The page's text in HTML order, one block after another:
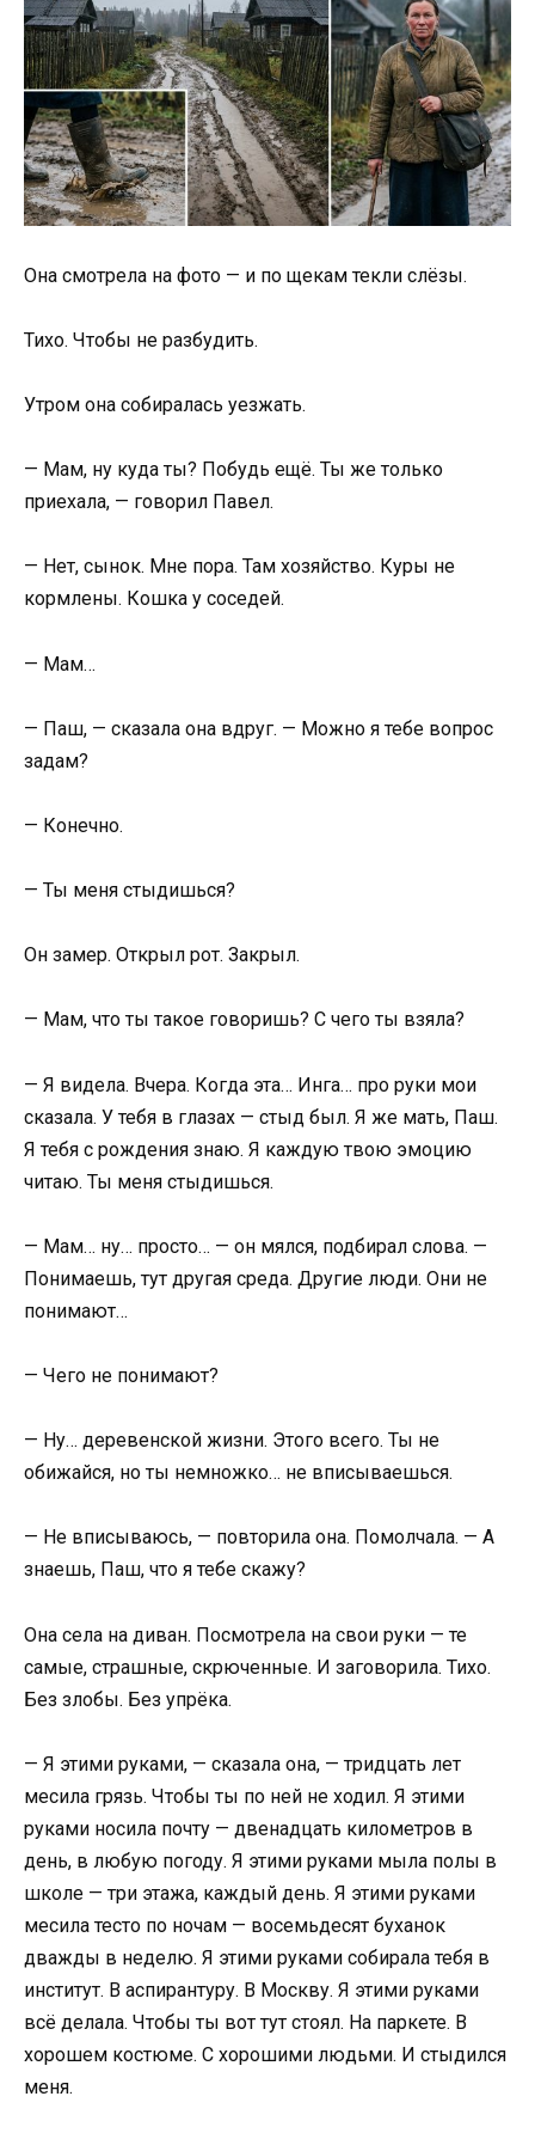
Она смотрела на фото — и по щекам текли слёзы.
Тихо. Чтобы не разбудить.
Утром она собиралась уезжать.
— Мам, ну куда ты? Побудь ещё. Ты же только
приехала, — говорил Павел.
— Нет, сынок. Мне пора. Там хозяйство. Куры не
кормлены. Кошка у соседей.
— Мам…
— Паш, — сказала она вдруг. — Можно я тебе вопрос
задам?
— Конечно.
— Ты меня стыдишься?
Он замер. Открыл рот. Закрыл.
— Мам, что ты такое говоришь? С чего ты взяла?
— Я видела. Вчера. Когда эта… Инга… про руки мои
сказала. У тебя в глазах — стыд был. Я же мать, Паш.
Я тебя с рождения знаю. Я каждую твою эмоцию
читаю. Ты меня стыдишься.
— Мам… ну… просто… — он мялся, подбирал слова. —
Понимаешь, тут другая среда. Другие люди. Они не
понимают…
— Чего не понимают?
— Ну… деревенской жизни. Этого всего. Ты не
обижайся, но ты немножко… не вписываешься.
— Не вписываюсь, — повторила она. Помолчала. — А
знаешь, Паш, что я тебе скажу?
Она села на диван. Посмотрела на свои руки — те
самые, страшные, скрюченные. И заговорила. Тихо.
Без злобы. Без упрёка.
— Я этими руками, — сказала она, — тридцать лет
месила грязь. Чтобы ты по ней не ходил. Я этими
руками носила почту — двенадцать километров в
день, в любую погоду. Я этими руками мыла полы в
школе — три этажа, каждый день. Я этими руками
месила тесто по ночам — восемьдесят буханок
дважды в неделю. Я этими руками собирала тебя в
институт. В аспирантуру. В Москву. Я этими руками
всё делала. Чтобы ты вот тут стоял. На паркете. В
хорошем костюме. С хорошими людьми. И стыдился
меня.